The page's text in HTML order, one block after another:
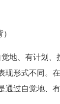
地、有计划、
现形式不同。
过自觉地、